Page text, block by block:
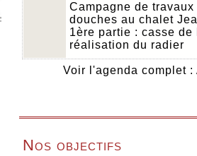
Campagne de
douches au chalet
1ère partie : casse
réalisation du radier
Voir l'agenda complet :
Nos objectifs